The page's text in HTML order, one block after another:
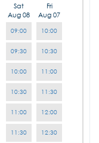
Fri
Aug 07
10:00
10:30
11:00
11:30
12:00
12:30
Sat
Aug 08
09:00
09:30
10:00
10:30
11:00
11:30